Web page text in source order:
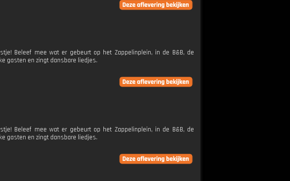
Beleef mee wat er gebeurt op het Zappelinplein, in de B&B, de
gasten en zingt dansbare liedjes.
Beleef mee wat er gebeurt op het Zappelinplein, in de B&B, de
gasten en zingt dansbare liedjes.